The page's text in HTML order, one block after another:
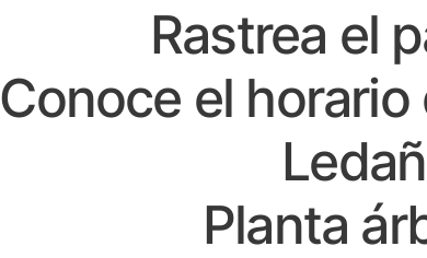
Rastrea el
Conoce el
Planta